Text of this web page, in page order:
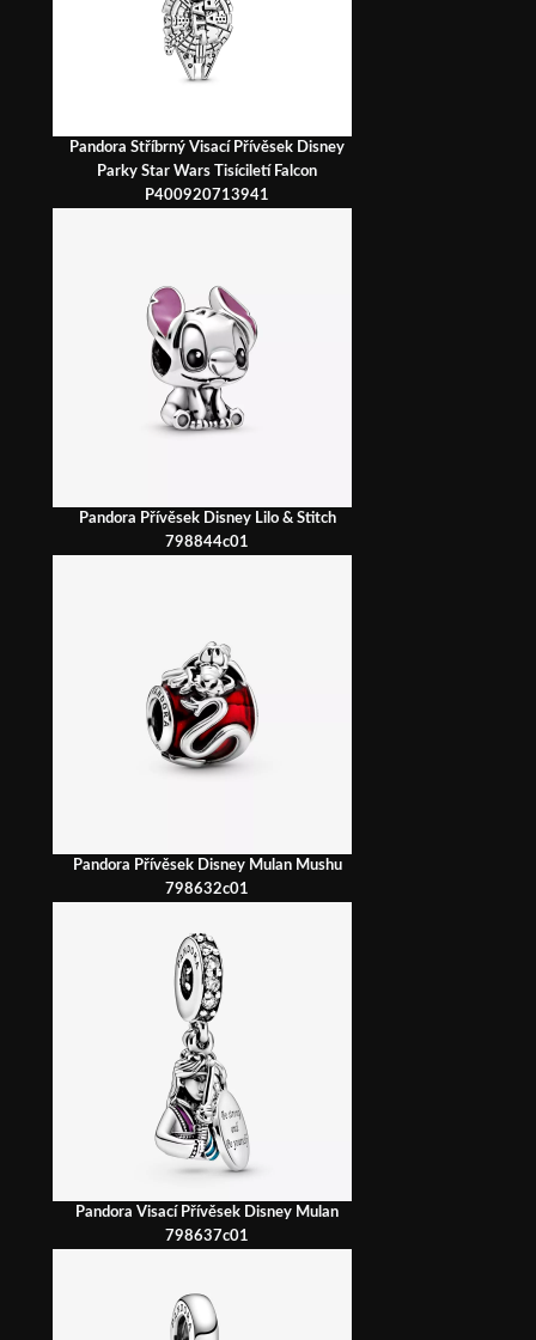
Pandora Stříbrný Visací Přívěsek Disney
Parky Star Wars Tisíciletí Falcon
P400920713941
Pandora Přívěsek Disney Lilo & Stitch
798844c01
Pandora Přívěsek Disney Mulan Mushu
798632c01
Pandora Visací Přívěsek Disney Mulan
798637c01